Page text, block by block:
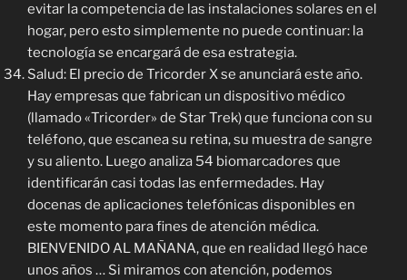
evitar la competencia de las instalaciones solares en el
hogar, pero esto simplemente no puede continuar: la
tecnología se encargará de esa estrategia.
Salud: El precio de Tricorder X se anunciará este año.
Hay empresas que fabrican un dispositivo médico
(llamado «Tricorder» de Star Trek) que funciona con su
teléfono, que escanea su retina, su muestra de sangre
y su aliento. Luego analiza 54 biomarcadores que
identificarán casi todas las enfermedades. Hay
docenas de aplicaciones telefónicas disponibles en
este momento para fines de atención médica.
BIENVENIDO AL MAÑANA, que en realidad llegó hace
unos años … Si miramos con atención, podemos